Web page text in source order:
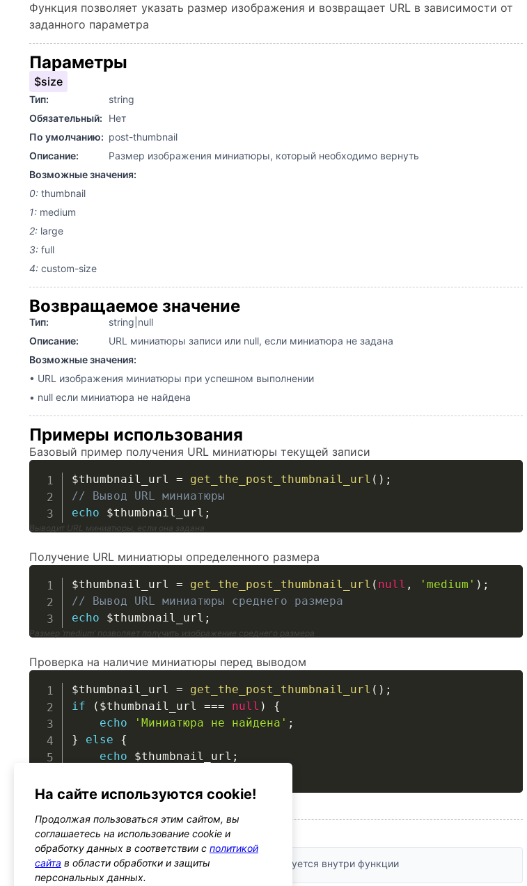
Функция позволяет указать размер изображения и возвращает URL в зависимости от
заданного параметра
Параметры
$size
Тип:
string
Обязательный:
Нет
По умолчанию: post-thumbnail
Описание:
Размер изображения миниатюры, который необходимо вернуть
Возможные значения:
0: thumbnail
1: medium
2: large
3: full
4: custom-size
Возвращаемое значение
Тип:
string|null
Описание:
URL миниатюры записи или null, если миниатюра не задана
Возможные значения:
• URL изображения миниатюры при успешном выполнении
• null если миниатюра не найдена
Примеры использования
Базовый пример получения URL миниатюры текущей записи
$thumbnail_url = get_the_post_thumbnail_url ( ) ;
// Вывод URL миниатюры
echo
$thumbnail_url ;
Выводит URL миниатюры, если она задана
Получение URL миниатюры определенного размера
$thumbnail_url = get_the_post_thumbnail_url ( null , 'medium' ) ;
// Вывод URL миниатюры среднего размера
echo
$thumbnail_url ;
Размер ‘medium’ позволяет получить изображение среднего размера
Проверка на наличие миниатюры перед выводом
$thumbnail_url = get_the_post_thumbnail_url ( ) ;
if
( $thumbnail_url === null )
{
echo
'Миниатюра не найдена' ;
}
else
{
echo
$thumbnail_url ;
Выводит сообщение, если миниатюра не задана
Безопасность
Валидация входных данных:Параметр size валидируется внутри функции
На сайте используются cookie!
Продолжая пользоваться этим сайтом, вы
соглашаетесь на использование cookie и
обработку данных в соответствии с политикой
сайта в области обработки и защиты
персональных данных.